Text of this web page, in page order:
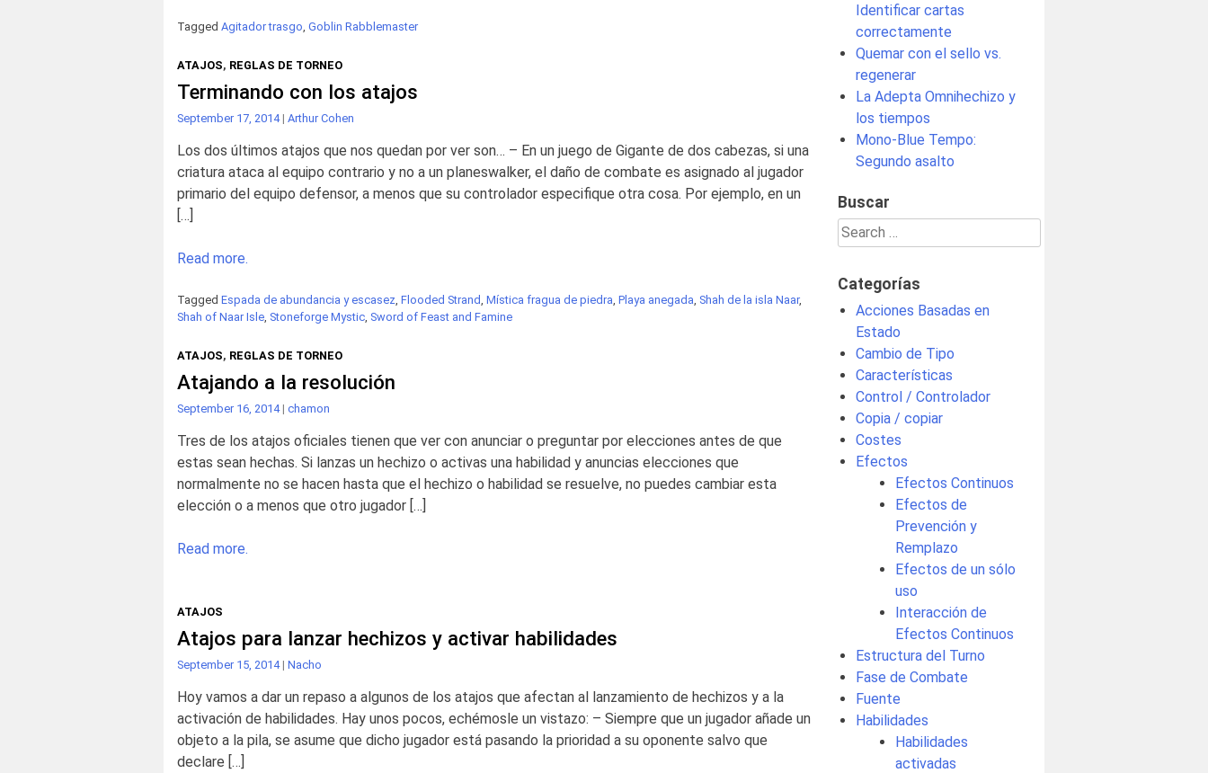
Tagged Agitador trasgo, Goblin Rabblemaster
ATAJOS, REGLAS DE TORNEO
Terminando con los atajos
September 17, 2014 | Arthur Cohen
Los dos últimos atajos que nos quedan por ver son… – En un juego de Gigante de dos cabezas, si una
criatura ataca al equipo contrario y no a un planeswalker, el daño de combate es asignado al jugador
primario del equipo defensor, a menos que su controlador especifique otra cosa. Por ejemplo, en un
[…]
Read more.
Tagged Espada de abundancia y escasez, Flooded Strand, Mística fragua de piedra, Playa anegada, Shah de la isla Naar,
Shah of Naar Isle, Stoneforge Mystic, Sword of Feast and Famine
ATAJOS, REGLAS DE TORNEO
Atajando a la resolución
September 16, 2014 | chamon
Tres de los atajos oficiales tienen que ver con anunciar o preguntar por elecciones antes de que
estas sean hechas. Si lanzas un hechizo o activas una habilidad y anuncias elecciones que
normalmente no se hacen hasta que el hechizo o habilidad se resuelve, no puedes cambiar esta
elección o a menos que otro jugador […]
Read more.
ATAJOS
Atajos para lanzar hechizos y activar habilidades
September 15, 2014 | Nacho
Hoy vamos a dar un repaso a algunos de los atajos que afectan al lanzamiento de hechizos y a la
activación de habilidades. Hay unos pocos, echémosle un vistazo: – Siempre que un jugador añade un
objeto a la pila, se asume que dicho jugador está pasando la prioridad a su oponente salvo que
declare […]
Identificar cartas
correctamente
Quemar con el sello vs.
regenerar
La Adepta Omnihechizo y
los tiempos
Mono-Blue Tempo:
Segundo asalto
Buscar
Search
for:
Categorías
Acciones Basadas en
Estado
Cambio de Tipo
Características
Control / Controlador
Copia / copiar
Costes
Efectos
Efectos Continuos
Efectos de
Prevención y
Remplazo
Efectos de un sólo
uso
Interacción de
Efectos Continuos
Estructura del Turno
Fase de Combate
Fuente
Habilidades
Habilidades
activadas